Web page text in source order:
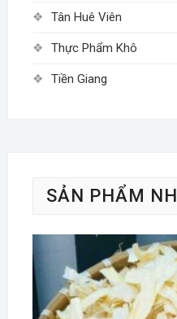
Tân Huê Viên
Thực Phẩm Khô
Tiền Giang
SẢN PHẨM